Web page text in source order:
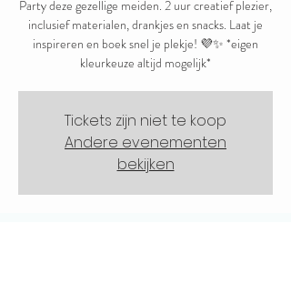
Party deze gezellige meiden. 2 uur creatief plezier,
inclusief materialen, drankjes en snacks. Laat je
inspireren en boek snel je plekje! 💜✨ *eigen
kleurkeuze altijd mogelijk*
Tickets zijn niet te koop
Andere evenementen
bekijken